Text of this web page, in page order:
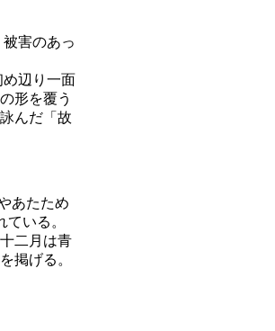
害のあっ
辺り一面
形を覆う
んだ「故
あたため
いる。
二月は青
掲げる。